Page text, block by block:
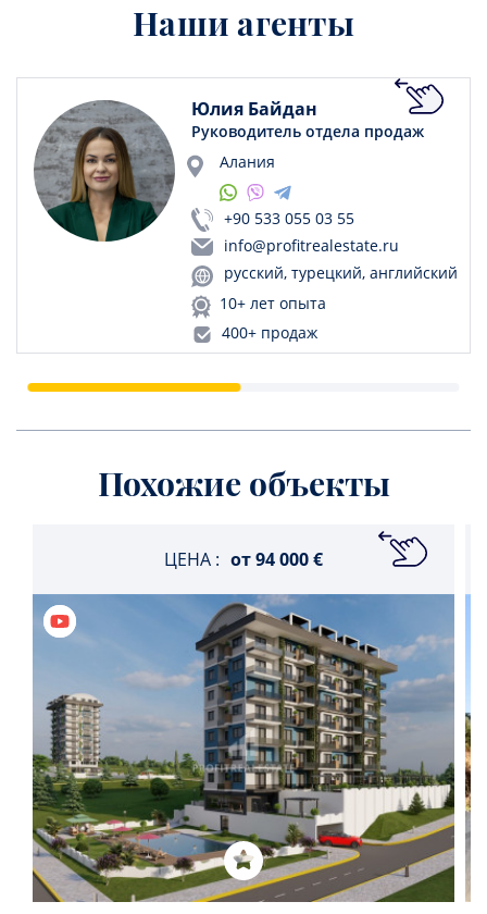
Наши агенты
Юлия Байдан
Руководитель отдела продаж
Алания
+90 533 055 03 55
info@profitrealestate.ru
русский, турецкий, английский
10+ лет опыта
400+ продаж
Похожие объекты
ЦЕНА : от94 000 €